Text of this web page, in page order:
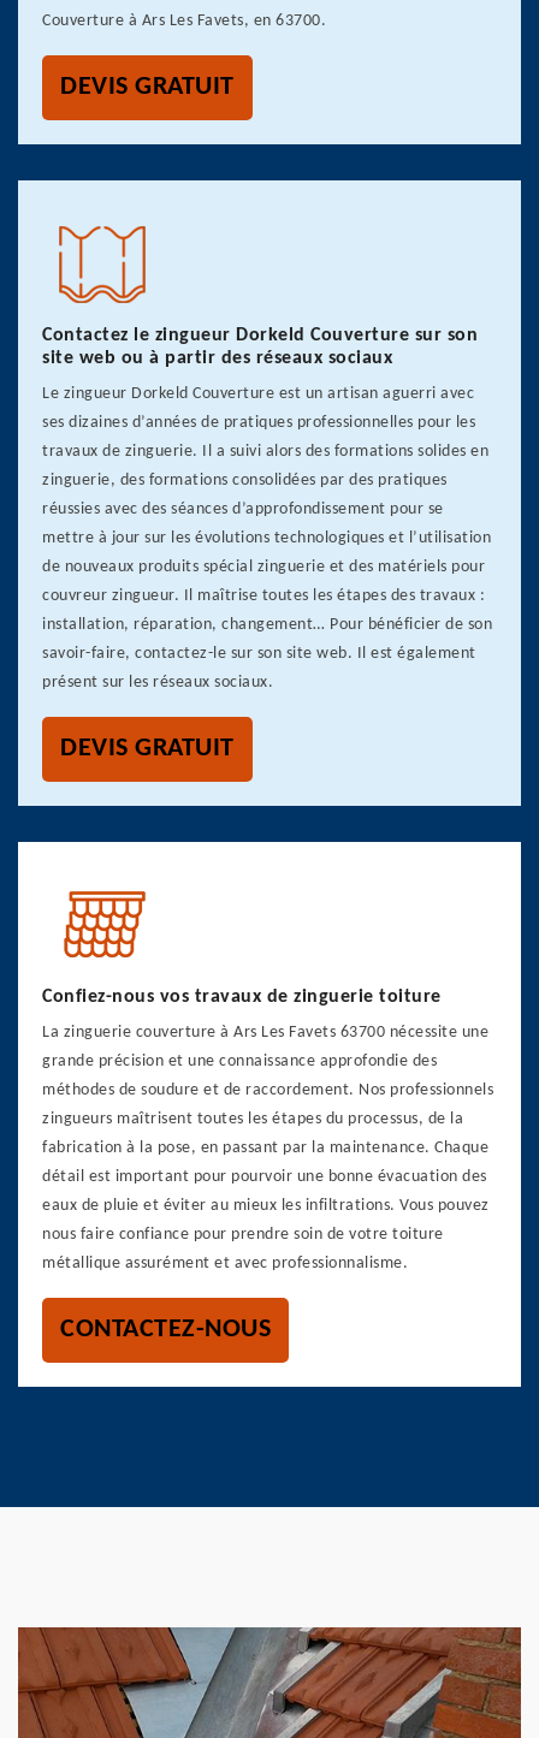
Couverture à Ars Les Favets, en 63700.
DEVIS GRATUIT
Contactez le zingueur Dorkeld Couverture sur son
site web ou à partir des réseaux sociaux
Le zingueur Dorkeld Couverture est un artisan aguerri avec
ses dizaines d’années de pratiques professionnelles pour les
travaux de zinguerie. Il a suivi alors des formations solides en
zinguerie, des formations consolidées par des pratiques
réussies avec des séances d’approfondissement pour se
mettre à jour sur les évolutions technologiques et l’utilisation
de nouveaux produits spécial zinguerie et des matériels pour
couvreur zingueur. Il maîtrise toutes les étapes des travaux :
installation, réparation, changement… Pour bénéficier de son
savoir-faire, contactez-le sur son site web. Il est également
présent sur les réseaux sociaux.
DEVIS GRATUIT
Confiez-nous vos travaux de zinguerie toiture
La zinguerie couverture à Ars Les Favets 63700 nécessite une
grande précision et une connaissance approfondie des
méthodes de soudure et de raccordement. Nos professionnels
zingueurs maîtrisent toutes les étapes du processus, de la
fabrication à la pose, en passant par la maintenance. Chaque
détail est important pour pourvoir une bonne évacuation des
eaux de pluie et éviter au mieux les infiltrations. Vous pouvez
nous faire confiance pour prendre soin de votre toiture
métallique assurément et avec professionnalisme.
CONTACTEZ-NOUS